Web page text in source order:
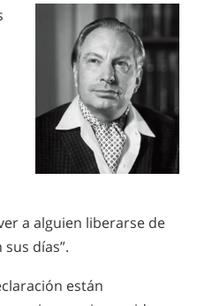
a alguien liberarse de
días”.
están